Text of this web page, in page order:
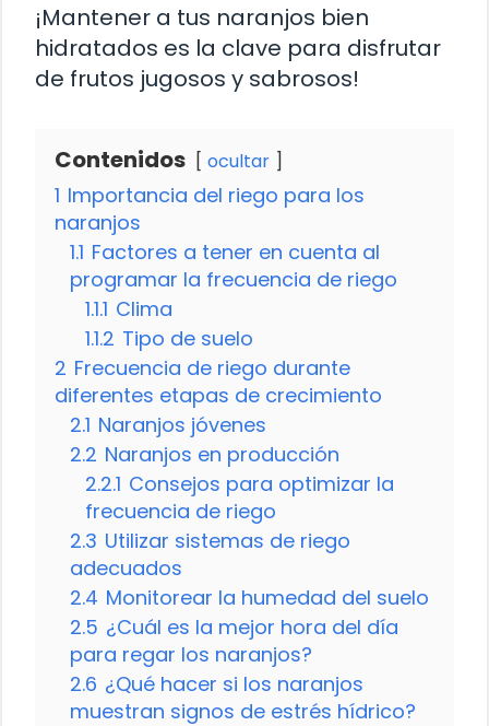
¡Mantener a tus naranjos bien
hidratados es la clave para disfrutar
de frutos jugosos y sabrosos!
Contenidos ocultar
1 Importancia del riego para los
naranjos
1.1 Factores a tener en cuenta al
programar la frecuencia de riego
1.1.1 Clima
1.1.2 Tipo de suelo
2 Frecuencia de riego durante
diferentes etapas de crecimiento
2.1 Naranjos jóvenes
2.2 Naranjos en producción
2.2.1 Consejos para optimizar la
frecuencia de riego
2.3 Utilizar sistemas de riego
adecuados
2.4 Monitorear la humedad del suelo
2.5 ¿Cuál es la mejor hora del día
para regar los naranjos?
2.6 ¿Qué hacer si los naranjos
muestran signos de estrés hídrico?